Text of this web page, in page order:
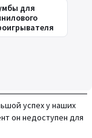
для
успех у наших
он недоступен для